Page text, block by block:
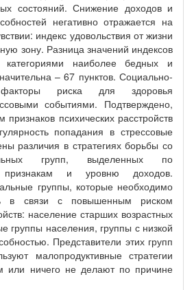
состояний. Снижение доходов и
негативно отражается на
индекс удовольствия от жизни
зону. Разница значений индексов
категориями наиболее бедных и
– 67 пунктов. Социально-
факторы риска для здоровья
событиями. Подтверждено,
психических расстройств
попадания в стрессовые
различия в стратегиях борьбы со
групп, выделенных по
признакам и уровню доходов.
группы, которые необходимо
в связи с повышенным риском
население старших возрастных
группы населения, группы с низкой
Представители этих групп
малопродуктивные стратегии
или ничего не делают по причине